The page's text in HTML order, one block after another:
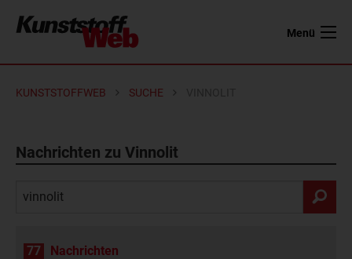
Menü
KUNSTSTOFFWEB SUCHE
Nachrichten zu Vinnolit
77
Nachrichten